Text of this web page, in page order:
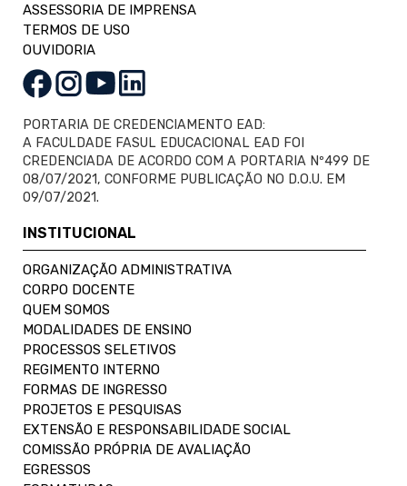
ASSESSORIA DE IMPRENSA
TERMOS DE USO
OUVIDORIA
PORTARIA DE CREDENCIAMENTO EAD:
A FACULDADE FASUL EDUCACIONAL EAD FOI
CREDENCIADA DE ACORDO COM A PORTARIA Nº499 DE
08/07/2021, CONFORME PUBLICAÇÃO NO D.O.U. EM
09/07/2021.
INSTITUCIONAL
ORGANIZAÇÃO ADMINISTRATIVA
CORPO DOCENTE
QUEM SOMOS
MODALIDADES DE ENSINO
PROCESSOS SELETIVOS
REGIMENTO INTERNO
FORMAS DE INGRESSO
PROJETOS E PESQUISAS
EXTENSÃO E RESPONSABILIDADE SOCIAL
COMISSÃO PRÓPRIA DE AVALIAÇÃO
EGRESSOS